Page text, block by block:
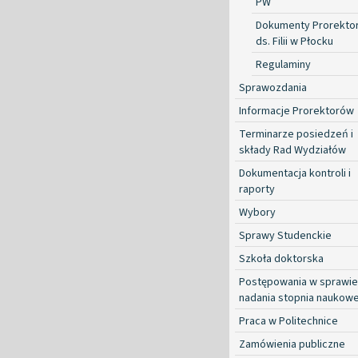
Dokumenty
ds. Filii w Płocku
Regulaminy
Sprawozdania
Informacje Prorektorów
Terminarze posiedzeń i
składy Rad Wydziałów
Dokumentacja kontroli i
raporty
Wybory
Sprawy Studenckie
Szkoła doktorska
Postępowania w sprawie
nadania stopnia
Praca w Politechnice
Zamówienia publiczne